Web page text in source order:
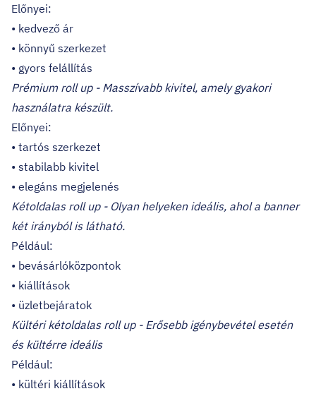
Előnyei:
• kedvező ár
• könnyű szerkezet
• gyors felállítás
Prémium roll up - Masszívabb kivitel, amely gyakori
használatra készült.
Előnyei:
• tartós szerkezet
• stabilabb kivitel
• elegáns megjelenés
Kétoldalas roll up - Olyan helyeken ideális, ahol a banner
két irányból is látható.
Például:
• bevásárlóközpontok
• kiállítások
• üzletbejáratok
Kültéri kétoldalas roll up - Erősebb igénybevétel esetén
és kültérre ideális
Például:
• kültéri kiállítások